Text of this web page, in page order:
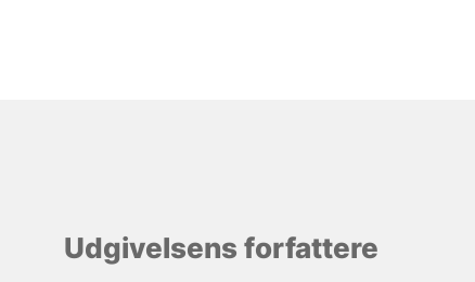
Udgivelsens forfattere